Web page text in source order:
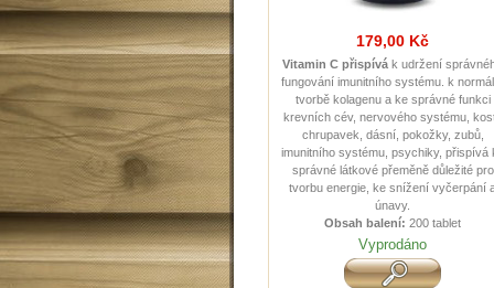
179,00 Kč
Vitamin C přispívá k udržení
fungování imunitního systému. k
tvorbě kolagenu a ke správné funkci
krevních cév, nervového systému,
chrupavek, dásní, pokožky, zubů,
imunitního systému, psychiky, přispívá
správné látkové přeměně důležité pro
tvorbu energie, ke snížení vyčerpání
únavy.
Obsah balení: 200 tablet
Vyprodáno